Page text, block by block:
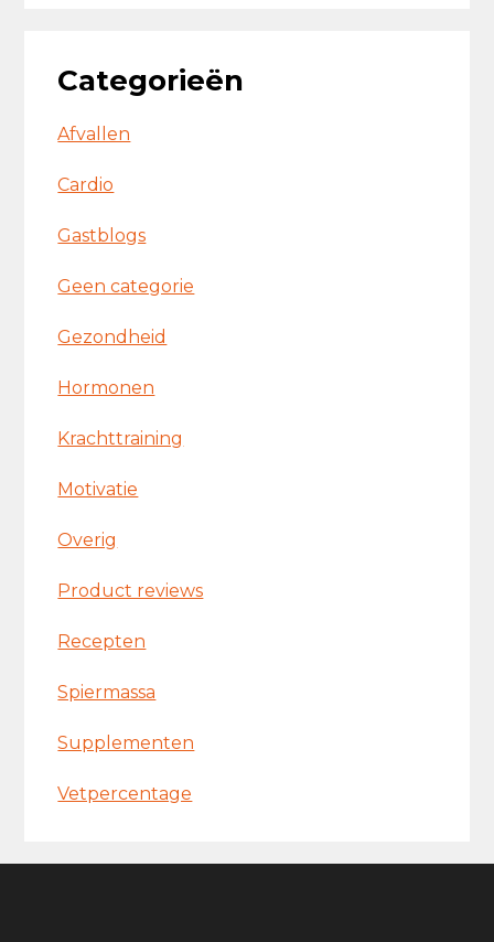
Categorieën
Afvallen
Cardio
Gastblogs
Geen categorie
Gezondheid
Hormonen
Krachttraining
Motivatie
Overig
Product reviews
Recepten
Spiermassa
Supplementen
Vetpercentage